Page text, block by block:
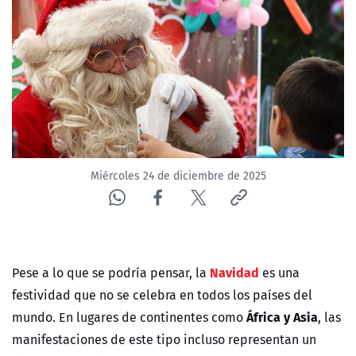
NTV
ACTUALIDAD Y TENDENCIAS
CORPORATIVO Y TRANSPARENCIA
CANAL DE DENUNCIAS
ÁREA DE PROYECTOS
Miércoles 24 de diciembre de 2025
Pese a lo que se podría pensar, la Navidad es una
festividad que no se celebra en todos los países del
mundo. En lugares de continentes comoÁfrica y Asia, las
manifestaciones de este tipo incluso representan un